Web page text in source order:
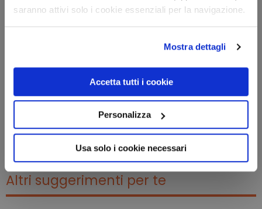
saranno attivi solo i cookie essenziali per la navigazione.
Mostra dettagli
Accetta tutti i cookie
Personalizza
Usa solo i cookie necessari
Altri suggerimenti per te